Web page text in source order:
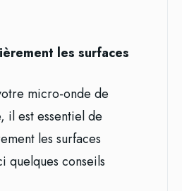
les surfaces
micro-onde de
il est essentiel de
les surfaces
quelques conseils